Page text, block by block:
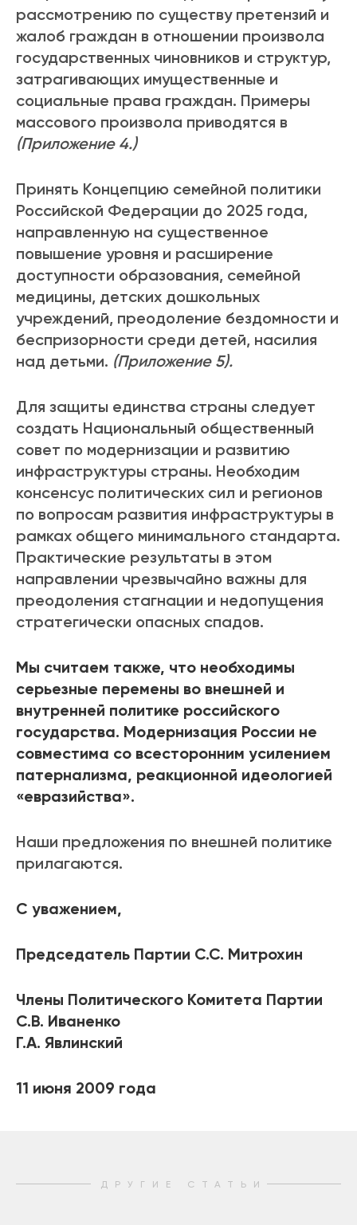
рассмотрению по существу претензий и
жалоб граждан в отношении произвола
государственных чиновников и структур,
затрагивающих имущественные и
социальные права граждан. Примеры
массового произвола приводятся в
(Приложение 4.)
Принять Концепцию семейной политики
Российской Федерации до 2025 года,
направленную на существенное
повышение уровня и расширение
доступности образования, семейной
медицины, детских дошкольных
учреждений, преодоление бездомности и
беспризорности среди детей, насилия
над детьми. (Приложение 5).
Для защиты единства страны следует
создать Национальный общественный
совет по модернизации и развитию
инфраструктуры страны. Необходим
консенсус политических сил и регионов
по вопросам развития инфраструктуры в
рамках общего минимального стандарта.
Практические результаты в этом
направлении чрезвычайно важны для
преодоления стагнации и недопущения
стратегически опасных спадов.
Мы считаем также, что необходимы
серьезные перемены во внешней и
внутренней политике российского
государства. Модернизация России не
совместима со всесторонним усилением
патернализма, реакционной идеологией
«евразийства».
Наши предложения по внешней политике
прилагаются.
С уважением,
Председатель Партии С.С. Митрохин
Члены Политического Комитета Партии
С.В. Иваненко
Г.А. Явлинский
11 июня 2009 года
ДРУГИЕ СТАТЬИ